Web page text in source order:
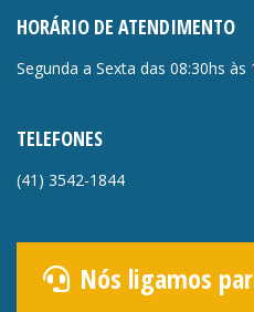
HORÁRIO DE ATENDIMENTO
Segunda a Sexta das 08:30hs
TELEFONES
(41) 3542-1844
Nós ligamos